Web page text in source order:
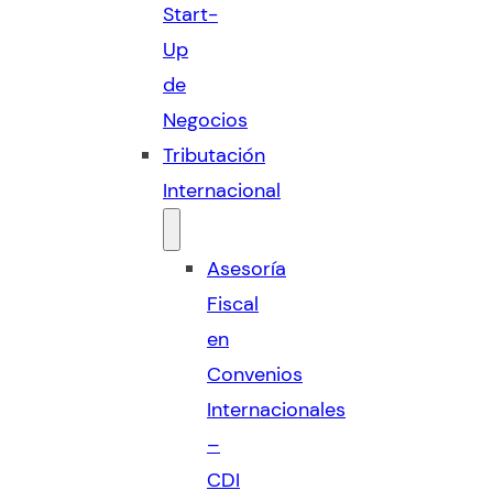
Start-
Up
de
Negocios
Tributación
Internacional
Asesoría
Fiscal
en
Convenios
Internacionales
–
CDI